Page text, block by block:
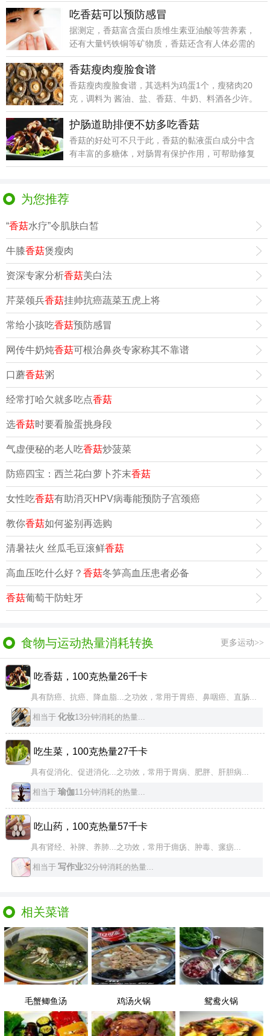
吃香菇可以预防感冒
据测定，香菇富含蛋白质维生素亚油酸等营养素，
还有大量钙铁铜等矿物质，香菇还含有人体必需的
多种氨基酸。
香菇瘦肉瘦脸食谱
香菇瘦肉瘦脸食谱，其选料为鸡蛋1个，瘦猪肉20
克，调料为 酱油、盐、香菇、牛奶、料酒各少许。
护肠道助排便不妨多吃香菇
香菇的好处可不只于此，香菇的黏液蛋白成分中含
有丰富的多糖体，对肠胃有保护作用，可帮助修复
胃黏膜抵抗胃
为您推荐
“香菇水疗”令肌肤白皙
牛膝香菇煲瘦肉
资深专家分析香菇美白法
芹菜领兵香菇挂帅抗癌蔬菜五虎上将
常给小孩吃香菇预防感冒
网传牛奶炖香菇可根治鼻炎专家称其不靠谱
口蘑香菇粥
经常打哈欠就多吃点香菇
选香菇时要看脸蛋挑身段
气虚便秘的老人吃香菇炒菠菜
防癌四宝：西兰花白萝卜芥末香菇
女性吃香菇有助消灭HPV病毒能预防子宫颈癌
教你香菇如何鉴别再选购
清暑祛火 丝瓜毛豆滚鲜香菇
高血压吃什么好？ 香菇冬笋高血压患者必备
香菇葡萄干防蛀牙
食物与运动热量消耗转换 更多运动>>
吃香菇，100克热量26千卡
具有防癌、抗癌、降血脂...之功效，常用于胃癌、鼻咽癌、直肠...
相当于 化妆13分钟消耗的热量...
吃生菜，100克热量27千卡
具有促消化、促进消化...之功效，常用于胃病、肥胖、肝胆病...
相当于 瑜伽11分钟消耗的热量...
吃山药，100克热量57千卡
具有肾经、补脾、养肺...之功效，常用于痈疡、肿毒、瘰疬...
相当于 写作业32分钟消耗的热量...
相关菜谱
毛蟹鲫鱼汤 鸡汤火锅 鸳鸯火锅